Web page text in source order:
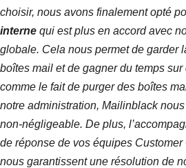
choisir, nous avons finalement opté
interne qui est plus en accord avec
globale. Cela nous permet de garder
boîtes mail et de gagner du temps
comme le fait de purger des boîtes
notre administration, Mailinblacknous
non-négligeable. De plus,
de réponse de vos équipes Customer
nous garantissent une résolution de